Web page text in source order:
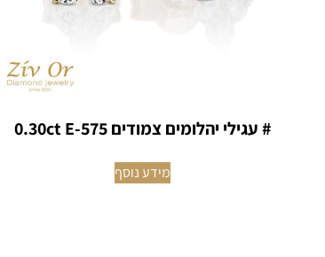
# עגילי יהלומים צמודים 0.30ct E-575
מידע נוסף